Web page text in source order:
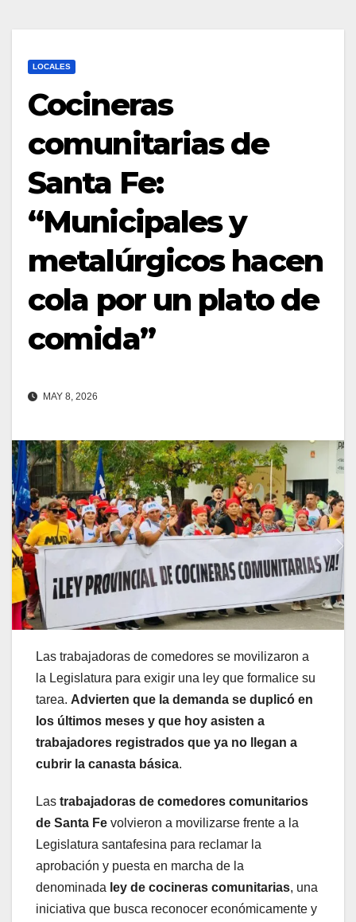
LOCALES
Cocineras
comunitarias de
Santa Fe:
“Municipales y
metalúrgicos hacen
cola por un plato de
comida”
MAY 8, 2026
Las trabajadoras de comedores se movilizaron a
la Legislatura para exigir una ley que formalice su
tarea. Advierten que la demanda se duplicó en
los últimos meses y que hoy asisten a
trabajadores registrados que ya no llegan a
cubrir la canasta básica.
Las trabajadoras de comedores comunitarios
de Santa Fe volvieron a movilizarse frente a la
Legislatura santafesina para reclamar la
aprobación y puesta en marcha de la
denominada ley de cocineras comunitarias, una
iniciativa que busca reconocer económicamente y